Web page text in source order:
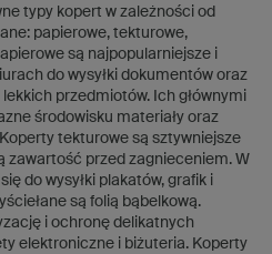
typy kopert w zależności od
papierowe, tekturowe,
są najpopularniejsze i
do wysyłki dokumentów oraz
przedmiotów. Ich głównymi
środowisku materiały oraz
tekturowe są sztywniejsze
zawartość przed zagnieceniem. W
do wysyłki plakatów, grafik i
są folią bąbelkową.
i ochronę delikatnych
elektroniczne i biżuteria. Koperty